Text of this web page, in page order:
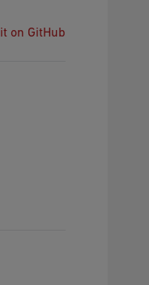
on GitHub